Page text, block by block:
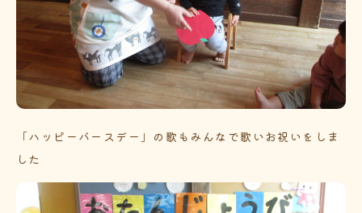
「ハッピーバースデー」の歌もみんなで歌いお祝いをしま
した